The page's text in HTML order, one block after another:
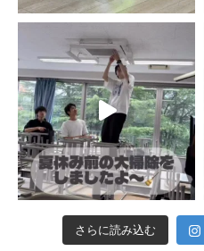
さらに読み込む